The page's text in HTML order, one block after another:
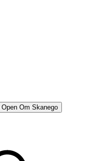
Open Om Skanego